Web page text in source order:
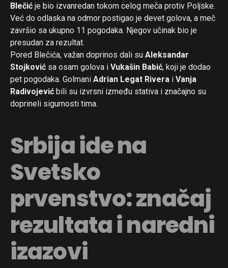
Blečić je bio izvanredan tokom celog meča protiv Poljske.
Već do odlaska na odmor postigao je devet golova, a meč
završio sa ukupno 11 pogodaka. Njegov učinak bio je
presudan za rezultat.
Pored Blečića, važan doprinos dali su Aleksandar
Stojković sa osam golova i Vukašin Babić, koji je dodao
pet pogodaka. Golmani Adrian Legat Rivera i Vanja
Radivojević bili su izvrsni između stativa i značajno su
doprineli sigurnosti tima.
Srbija ide na
Svetsko
prvenstvo: značaj
rezultata i naredni
izazovi